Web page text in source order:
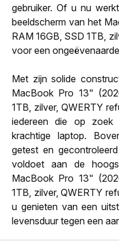
gebruiker. Of u nu
beeldscherm van het
RAM 16GB, SSD 1TB,
voor een
Met zijn solide
MacBook Pro 13"
1TB, zilver, QWERTY
iedereen die op zoek
krachtige laptop.
getest en
voldoet aan de
MacBook Pro 13"
1TB, zilver, QWERTY
u genieten van een
levensduur tegen een